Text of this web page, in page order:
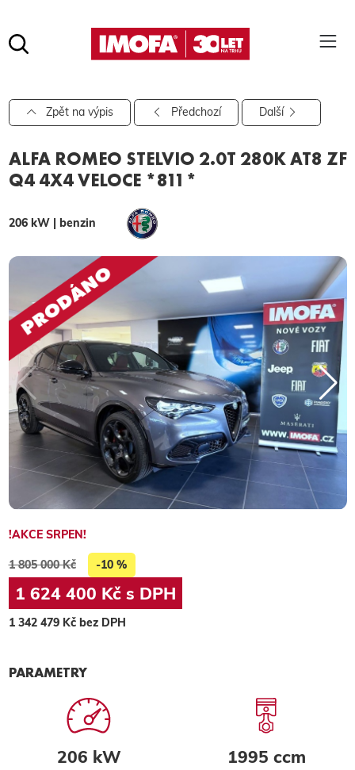
hledat
Pro vyhledávání zadejte alespoň 3 znaky.
Zpět na výpis Předchozí Další
ALFA ROMEO STELVIO 2.0T 280K AT8 ZF
Q4 4X4 VELOCE *811*
206 kW | benzin
!AKCE SRPEN!
1 805 000 Kč -10 %
1 624 400 Kč s DPH
1 342 479 Kč bez DPH
PARAMETRY
206 kW 1995 ccm